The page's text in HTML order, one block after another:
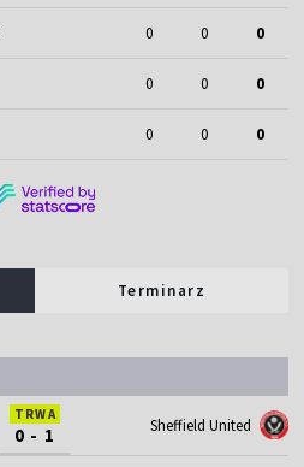
0 0 0
0 0 0
0 0 0
Terminarz
TRWA
0 - 1 Sheffield United